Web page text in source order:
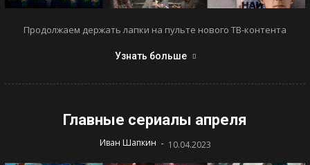
Продолжаем держать лапки на пульте нового ТВ-контента
Узнать больше
Главные сериалы апреля
Иван Шапкин - 10.04.2023